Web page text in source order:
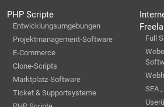
PHP Scripte
Entwicklungsumgebungen
Projektmanagement-Software
E-Commerce
Clone-Scripts
Marktplatz-Software
Ticket & Supportsysteme
Full
SEA